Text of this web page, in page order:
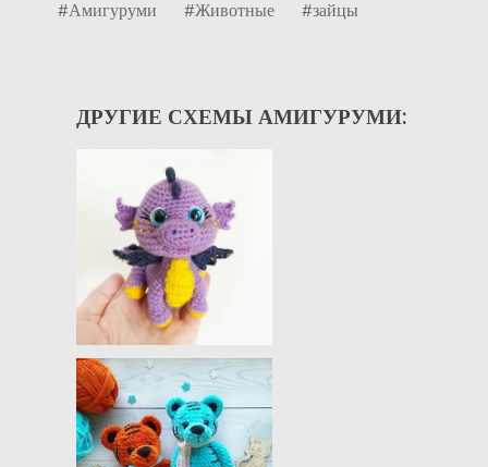
#Амигуруми #Животные #зайцы
ДРУГИЕ СХЕМЫ АМИГУРУМИ: